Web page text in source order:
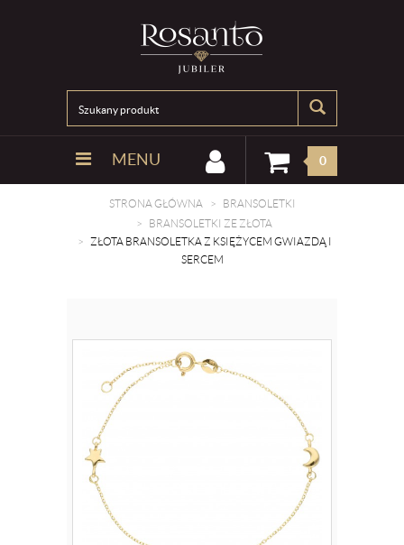
MENU 0
STRONA GŁÓWNA
BRANSOLETKI
BRANSOLETKI ZE ZŁOTA
ZŁOTA BRANSOLETKA Z KSIĘŻYCEM GWIAZDĄ I
SERCEM